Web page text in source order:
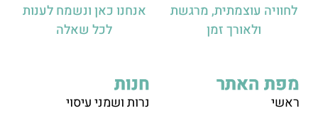
לחוויה עוצמתית, מרגשת
ולאורך זמן
אנחנו כאן ונשמח לענות
לכל שאלה
מפת האתר
ראשי
חנות
נרות ושמני עיסוי